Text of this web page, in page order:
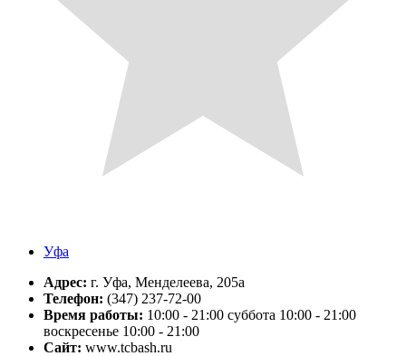
Уфа
Адрес: г. Уфа, Менделеева, 205а
Телефон: (347) 237-72-00
Время работы: 10:00 - 21:00 суббота 10:00 - 21:00
воскресенье 10:00 - 21:00
Сайт: www.tcbash.ru